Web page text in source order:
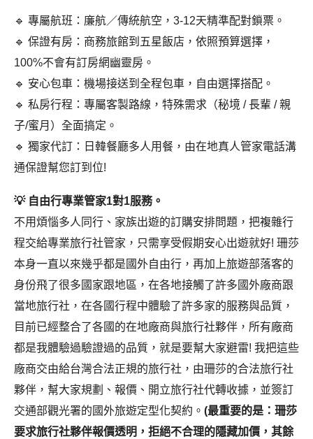
🔹 專屬航班：廉航／傳統航空，3-12天精準配對鎖票。
🔹 保證有房：商務旅館到五星飯店，依照預算選擇，
100%不會有訂房網幽靈房。
🔹 安心包車：機場接送到全程包車，自由選擇搭配。
🔹 私房行程：專屬客製路線，特殊需求（秘境 / 長輩 / 親
子/蜜月）全面搞定。
🔹 獨家代訂：日韓餐廳多人用餐，由在地真人管家電話溝
通保證幫您訂到位!
💡 自由行專業管家1對1服務。
不用煩惱多人同行、家族出遊的訂購安排問題，把複雜行
程交給專業旅行社管家，只需享受假期安心出遊就好! 珊莎
本身一直以來幾乎都是國外自由行，再加上旅遊部落客的
身份飛了很多國家跟地區，在各地接觸了許多國外廠商跟
當地旅行社，在各國行程中體驗了許多家的服務與品質，
目前已經整合了各國的在地廠商與旅行社夥伴，所有廠商
都是我體驗過驗證過的品質，就是要幫大家避雷! 我把這些
廠商交由給台灣合法正規的旅行社，由珊莎的合法旅行社
夥伴，幫大家規劃、報價、開立旅行社代轉收據，並簽訂
交通部觀光署的國外旅遊定型化契約。 (最重要的是：珊莎
要求旅行社夥伴報價透明，拒絕不合理的隱藏加價，其餘